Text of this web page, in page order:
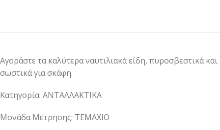
Αγοράστε τα καλύτερα ναυτιλιακά είδη, πυροσβεστικά και
σωστικά για σκάφη.
Κατηγορία: ΑΝΤΑΛΛΑΚΤΙΚΑ
Μονάδα Μέτρησης: ΤΕΜΑΧΙΟ